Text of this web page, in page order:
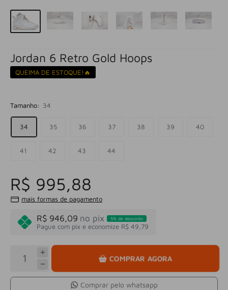
Jordan 6 Retro Gold Hoops
QUEIMA DE ESTOQUE!🔥
Tamanho: 34
34 35 36 37 38 39 40
41 42 43 44
R$ 995,88
mais formas de pagamento
R$ 946,09 no pix 5% de desconto
Pague com pix e economize R$ 49,79
COMPRAR AGORA
Comprar pelo whatsapp